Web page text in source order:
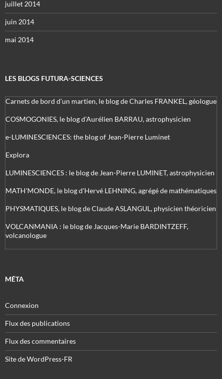
juillet 2014
juin 2014
mai 2014
LES BLOGS FUTURA-SCIENCES
Carnets de bord d’un martien, le blog de Charles FRANKEL, géologue
COSMOGONIES, le blog d'Aurélien BARRAU, astrophysicien
e-LUMINESCIENCES: the blog of Jean-Pierre Luminet
Explora
LUMINESCIENCES : le blog de Jean-Pierre LUMINET, astrophysicien
MATH'MONDE, le blog d'Hervé LEHNING, agrégé de mathématiques
PHYSMATIQUES, le blog de Claude ASLANGUL, physicien théoricien
VOLCANMANIA : le blog de Jacques-Marie BARDINTZEFF,
volcanologue
MÉTA
Connexion
Flux des publications
Flux des commentaires
Site de WordPress-FR